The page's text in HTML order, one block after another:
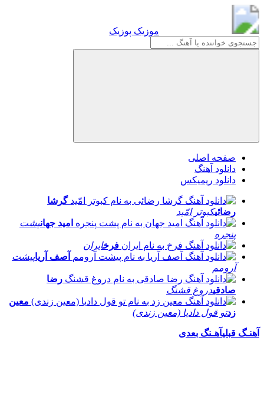
موزیک پوزیک
صفحه اصلی
دانلود آهنگ
دانلود ریمیکس
گرشا
رضائیکبوتر امّید
امید جهانپشت
پنجره
فرخایران
آصف آریاپیشت
آرومم
رضا
صادقیدروغ قشنگ
معین
زدتو قول دادیا (معین زندی)
آهنـگ قبلیآهـنگ بعدی